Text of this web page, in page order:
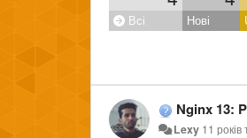
Всі Нові
Nginx 13:
Lexy 11 років